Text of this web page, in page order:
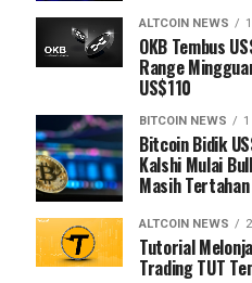
ALTCOIN NEWS
OKB Tembus
Range
US$110
BITCOIN NEWS
Bitcoin Bidik
Kalshi Mulai
Masih Tertahan
ALTCOIN NEWS
Tutorial
Trading TUT